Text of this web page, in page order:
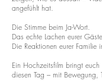
angefühlt hat.
Die Stimme beim Ja-Wort.
Das echte Lachen eurer
Die Reaktionen eurer
Ein Hochzeitsfilm bringt
diesen Tag – mit Bewegung,